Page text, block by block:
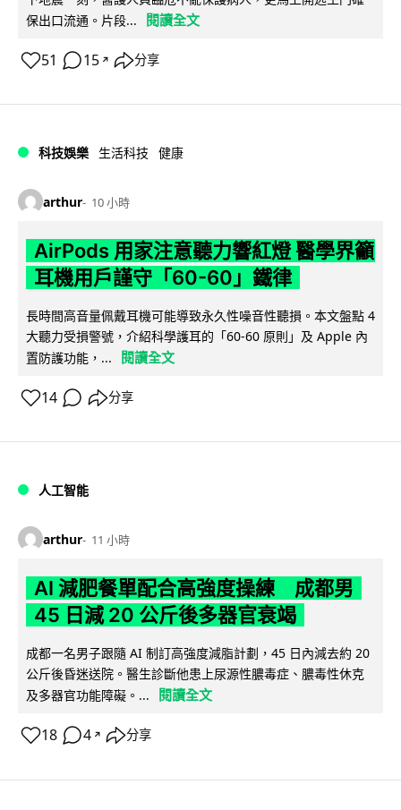
保出口流通。片段...
閱讀全文
51 15 ↗ 分享
科技娛樂 生活科技 健康
arthur 10 小時
AirPods 用家注意聽力響紅燈 醫學界籲
耳機用戶謹守「60-60」鐵律
長時間高音量佩戴耳機可能導致永久性噪音性聽損。本文盤點 4
大聽力受損警號，介紹科學護耳的「60-60 原則」及 Apple 內
置防護功能，...
閱讀全文
14 分享
人工智能
arthur 11 小時
AI 減肥餐單配合高強度操練 成都男
45 日減 20 公斤後多器官衰竭
成都一名男子跟隨 AI 制訂高強度減脂計劃，45 日內減去約 20
公斤後昏迷送院。醫生診斷他患上尿源性膿毒症、膿毒性休克
及多器官功能障礙。...
閱讀全文
18 4 ↗ 分享